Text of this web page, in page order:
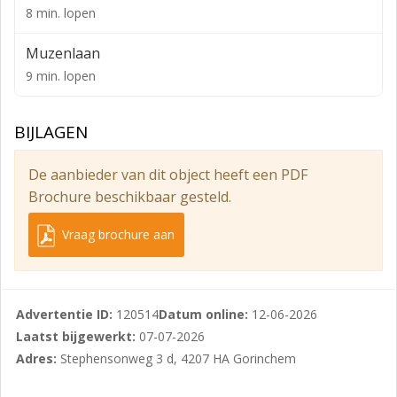
verschuldigd)
Moderne en hoogwaardige architectuur
isolatiewaarden
Gelegen op eigen grond
Hoogwaardige afwerking
Voorbereid voor warmtepomp, zonnepanelen en
laadvoorzieningen
Mogelijkheid voor reclame-uitingen op de gevel
Interessant beleggingsobject met goede
8 min. lopen
Muzenlaan
9 min. lopen
BIJLAGEN
De aanbieder van dit object heeft een PDF
Brochure beschikbaar gesteld.
Vraag brochure aan
Advertentie ID: 120514Datum online: 12-06-2026
Laatst bijgewerkt: 07-07-2026
Adres: Stephensonweg 3 d, 4207 HA Gorinchem